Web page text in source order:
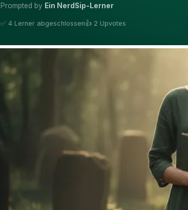
Prompted by Ein NerdSip-Lerner
✅ 4 Lerner abgeschlossen👍 2 Upvotes